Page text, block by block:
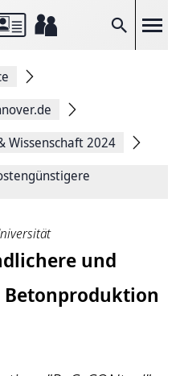
Suche
Wissenschaft 2024
und